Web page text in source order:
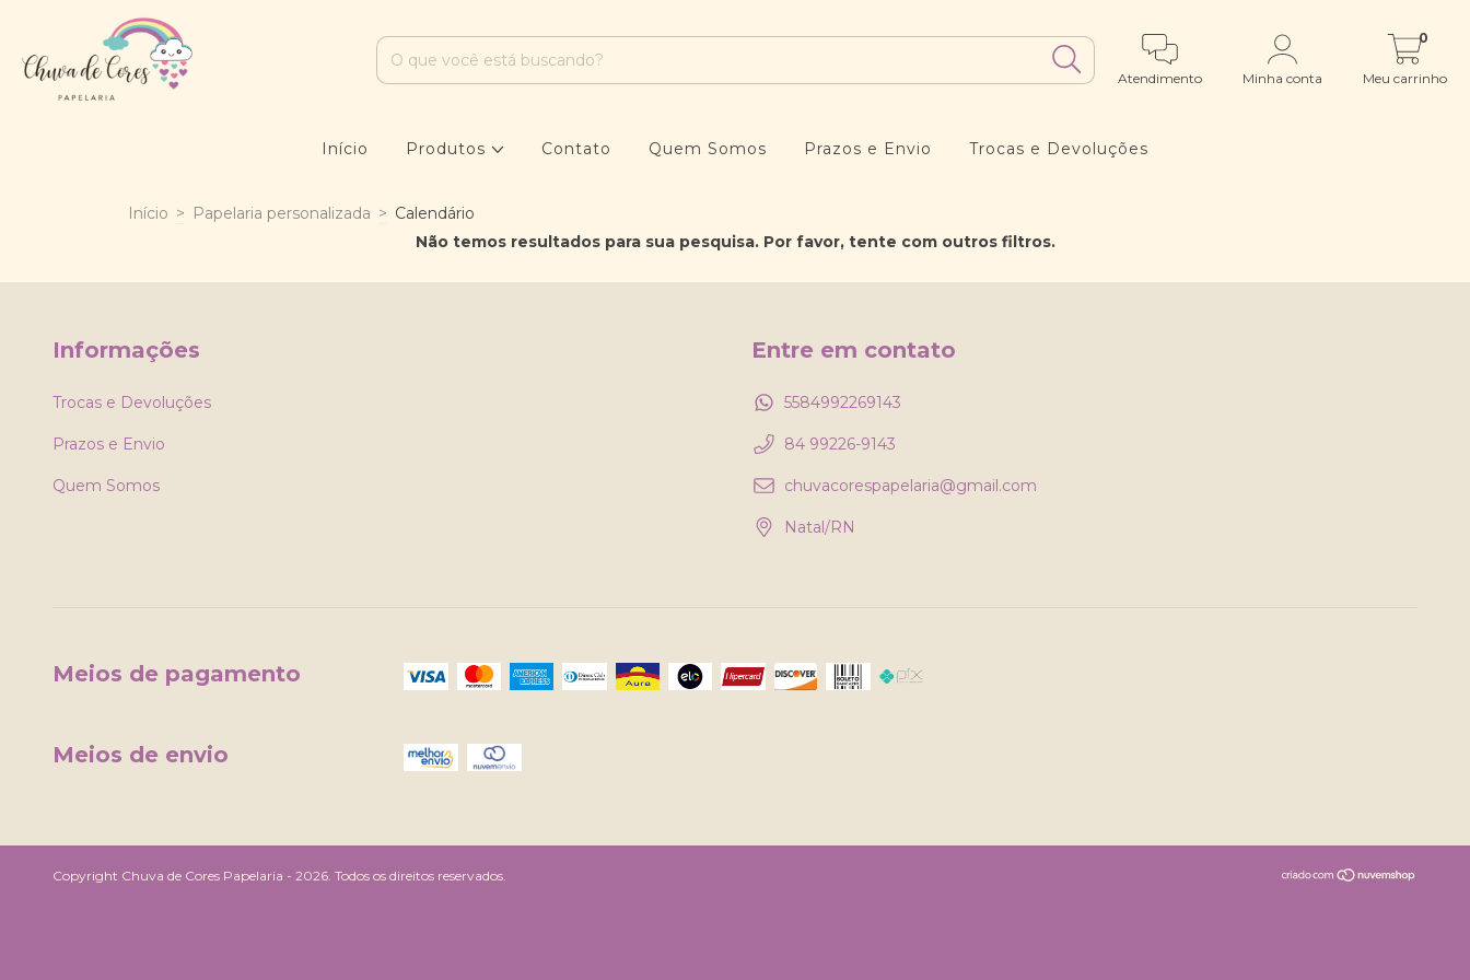
Atendimento Minha conta Meu carrinho
0
Início Produtos Contato Quem Somos Prazos e Envio Trocas e Devoluções
Início > Papelaria personalizada > Calendário
Não temos resultados para sua pesquisa. Por favor, tente com outros filtros.
Informações
Trocas e Devoluções
Prazos e Envio
Quem Somos
Entre em contato
5584992269143
84 99226-9143
chuvacorespapelaria@gmail.com
Natal/RN
Meios de pagamento
Meios de envio
Copyright Chuva de Cores Papelaria - 2026. Todos os direitos reservados.